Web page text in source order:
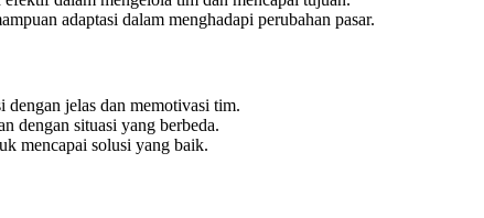
adaptasi dalam menghadapi perubahan pasar.
jelas dan memotivasi tim.
dengan situasi yang berbeda.
mencapai solusi yang baik.